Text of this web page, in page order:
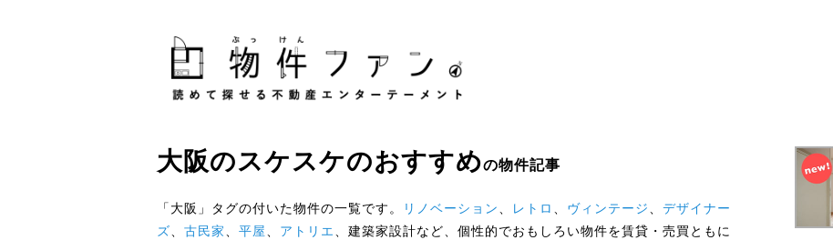
大阪のスケスケのおすすめの物件記事
「大阪」タグの付いた物件の一覧です。 リノベーション レトロ ヴィンテージ
デザイナー
ズ
古民家 平屋 アトリエ 、建築家設計など、個性的でおもしろい物件を賃貸・売買ともに